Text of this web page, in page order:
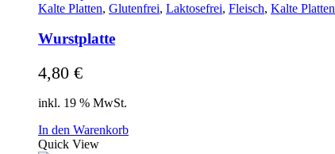
Kalte Platten, Glutenfrei, Laktosefrei, Fleisch, Kalte Platten
Wurstplatte
4,80 €
inkl. 19 % MwSt.
In den Warenkorb
Quick View